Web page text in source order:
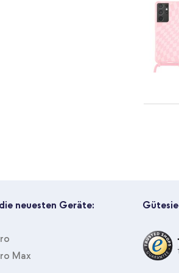
Case
C-zu-
neuesten Geräte:
Max